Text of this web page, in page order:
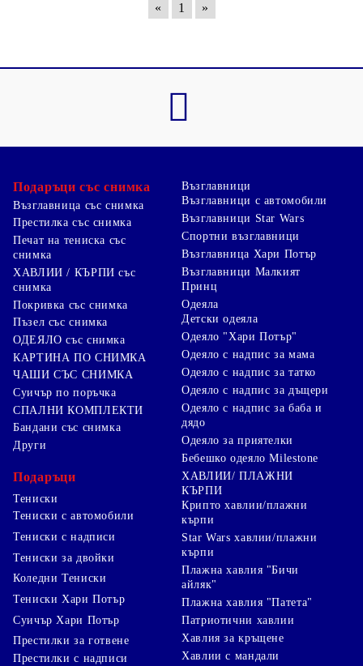
«
1 »
Подаръци със снимка
Възглавница със снимка
Престилка със снимка
Печат на тениска със
снимка
ХАВЛИИ / КЪРПИ със
снимка
Покривка със снимка
Пъзел със снимка
ОДЕЯЛО със снимка
КАРТИНА ПО СНИМКА
ЧАШИ СЪС СНИМКА
Суичър по поръчка
СПАЛНИ КОМПЛЕКТИ
Бандани със снимка
Други
Подаръци
Тениски
Тениски с автомобили
Тениски с надписи
Тениски за двойки
Коледни Тениски
Тениски Хари Потър
Суичър Хари Потър
Престилки за готвене
Престилки с надписи
Възглавници
Възглавници с автомобили
Възглавници Star Wars
Спортни възглавници
Възглавница Хари Потър
Възглавници Малкият
Принц
Одеяла
Детски одеяла
Одеяло "Хари Потър"
Одеяло с надпис за мама
Одеяло с надпис за татко
Одеяло с надпис за дъщери
Одеяло с надпис за баба и
дядо
Одеяло за приятелки
Бебешко одеяло Milestone
ХАВЛИИ/ ПЛАЖНИ
КЪРПИ
Крипто хавлии/плажни
кърпи
Star Wars хавлии/плажни
кърпи
Плажна хавлия "Бичи
айляк"
Плажна хавлия "Патета"
Патриотични хавлии
Хавлия за кръщене
Хавлии с мандали